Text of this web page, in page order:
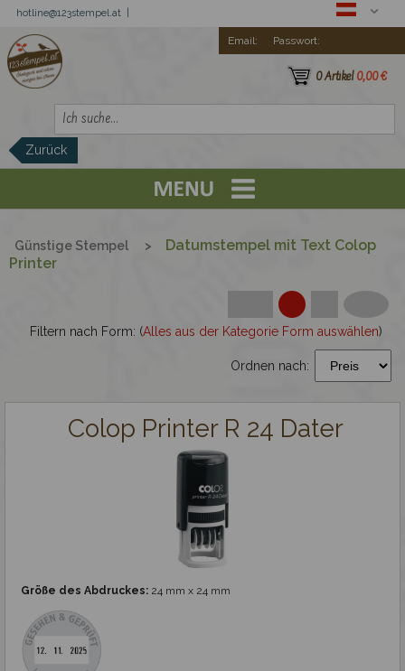
hotline@123stempel.at |
Email: Passwort:
0 Artikel0,00 €
Zurück
Trodat Printy
Trodat Imprint
Datumstempel mit Text Colop Printer
Holzstempel und Royal Mark
Spezialstempel
Günstige Stempel >
Datumstempel mit Text Colop
Printer
Filtern nach Form: (Alles aus der Kategorie Form auswählen)
Ordnen nach:
Colop Printer R 24 Dater
Größe des Abdruckes: 24 mm x 24 mm